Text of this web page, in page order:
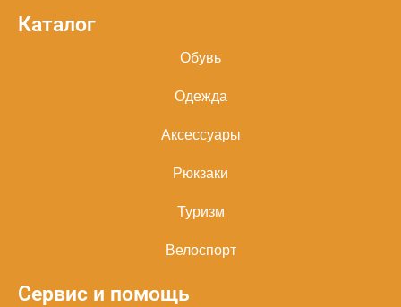
Каталог
Обувь
Одежда
Аксессуары
Рюкзаки
Туризм
Велоспорт
Сервис и помощь